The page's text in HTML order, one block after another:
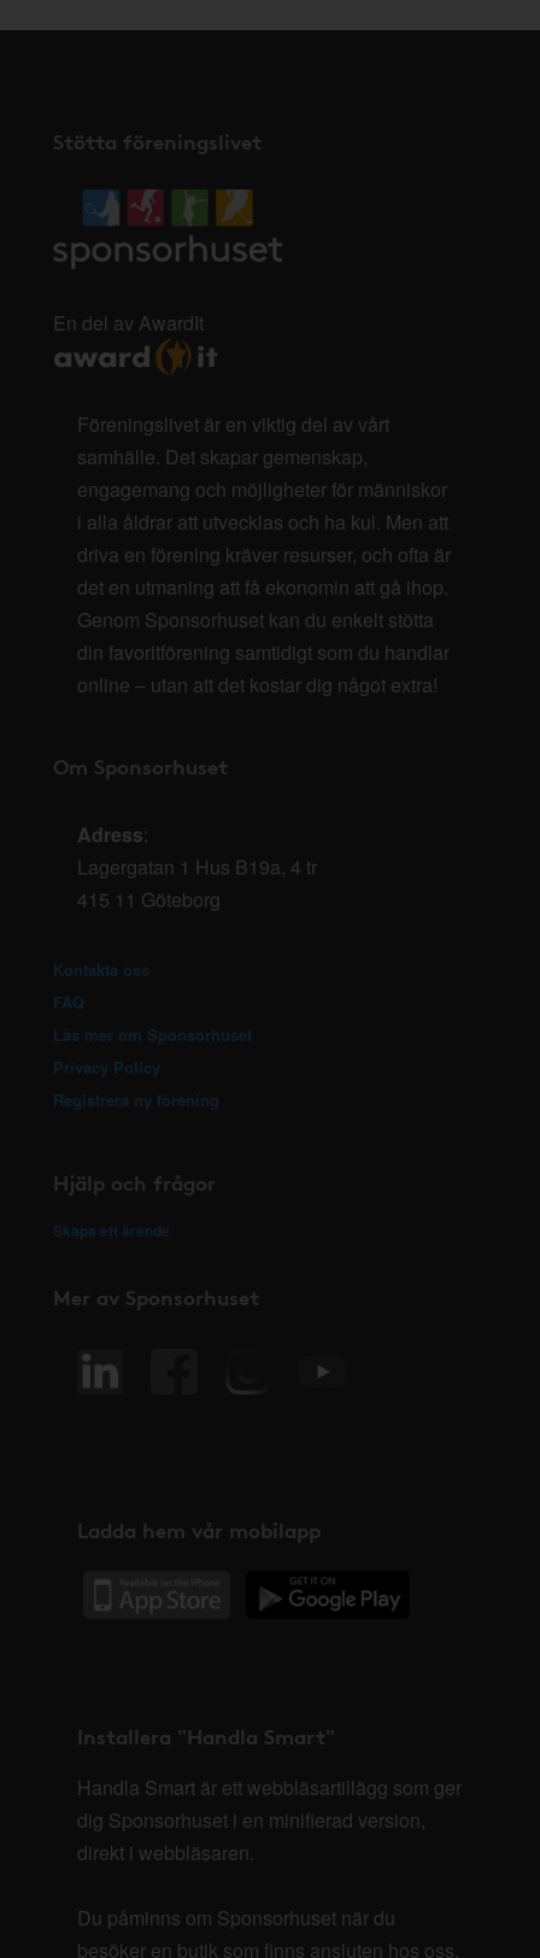
Stötta föreningslivet
En del av AwardIt
Föreningslivet är en viktig del av vårt
samhälle. Det skapar gemenskap,
engagemang och möjligheter för människor
i alla åldrar att utvecklas och ha kul. Men att
driva en förening kräver resurser, och ofta är
det en utmaning att få ekonomin att gå ihop.
Genom Sponsorhuset kan du enkelt stötta
din favoritförening samtidigt som du handlar
online – utan att det kostar dig något extra!
Om Sponsorhuset
Adress:
Lagergatan 1 Hus B19a, 4 tr
415 11 Göteborg
Kontakta oss
FAQ
Läs mer om Sponsorhuset
Privacy Policy
Registrera ny förening
Hjälp och frågor
Skapa ett ärende
Mer av Sponsorhuset
Ladda hem vår mobilapp
Installera "Handla Smart"
Handla Smart är ett webbläsartillägg som ger
dig Sponsorhuset i en minifierad version,
direkt i webbläsaren.
Du påminns om Sponsorhuset när du
besöker en butik som finns ansluten hos oss.